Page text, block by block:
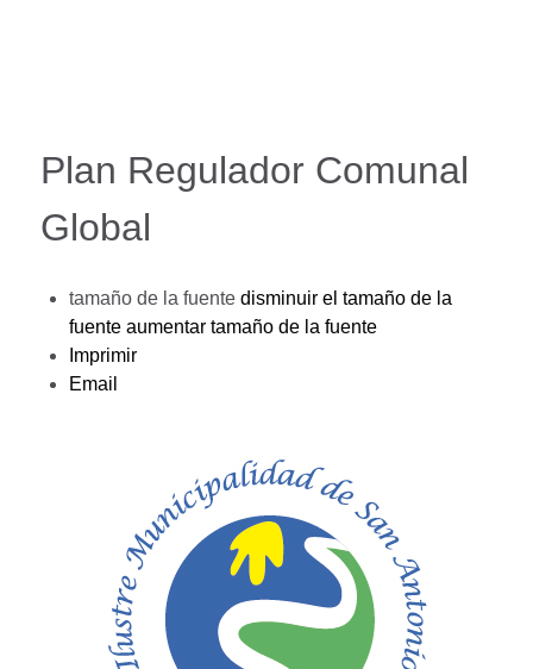
Plan Regulador Comunal
Global
tamaño de la fuente disminuir el tamaño de la
fuente aumentar tamaño de la fuente
Imprimir
Email